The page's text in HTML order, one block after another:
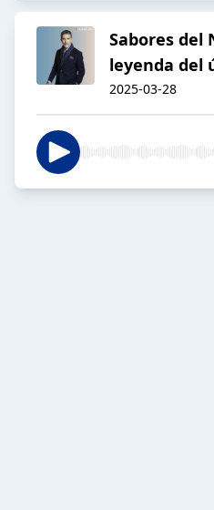
Sabores del
leyenda del
2025-03-28